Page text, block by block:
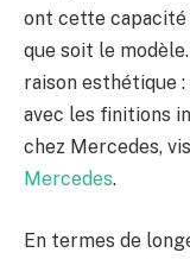
ont cette capacité
que soit le
raison esthétique
avec les finitions
chez Mercedes,
Mercedes.
En termes de